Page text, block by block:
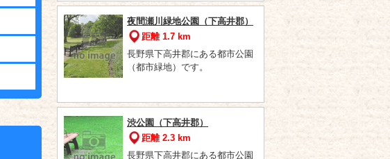
夜間瀬川緑地公園（下高井郡）
距離 1.7 km
長野県下高井郡にある都市公園
（都市緑地）です。
渋公園（下高井郡）
距離 2.3 km
長野県下高井郡にある都市公園